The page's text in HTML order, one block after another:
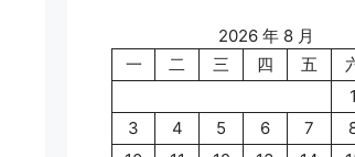
2026 年 8 月
一
二 三 四 五
1
3
4 5 6 7